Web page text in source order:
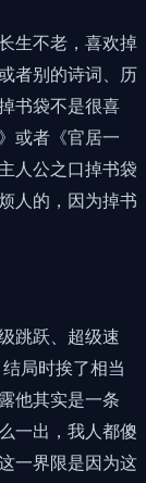
生不老，喜欢掉
者别的诗词、历
书袋不是很喜
或者《官居一
人公之口掉书袋
人的，因为掉书
跳跃、超级速
局时挨了相当
他其实是一条
一出，我人都傻
一界限是因为这